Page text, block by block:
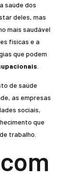
saúde dos
deles, mas
mais saudável
físicas e a
que podem
de saúde
as empresas
sociais,
que
trabalho.